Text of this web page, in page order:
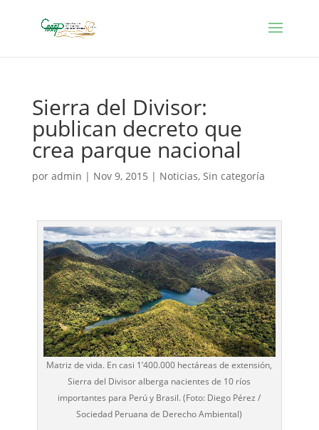
Sierra del Divisor:
publican decreto que
crea parque nacional
por admin | Nov 9, 2015 | Noticias, Sin categoría
Matriz de vida. En casi 1’400.000 hectáreas de extensión,
Sierra del Divisor alberga nacientes de 10 ríos
importantes para Perú y Brasil. (Foto: Diego Pérez /
Sociedad Peruana de Derecho Ambiental)